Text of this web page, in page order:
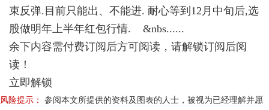
束反弹.目前只能出、不能进. 耐心等到12月中旬后,选
股做明年上半年红包行情. &nbs......
余下内容需付费订阅后方可阅读，请解锁订阅后阅
读！
立即解锁
风险提示：
参阅本文所提供的资料及图表的人士，被视为已经理解并愿